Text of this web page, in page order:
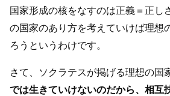
国家形成の核をなすのは正義＝正し
の国家のあり方を考えていけば理想
ろうというわけです。
さて、ソクラテスが掲げる理想の国
では生きていけないのだから、相互